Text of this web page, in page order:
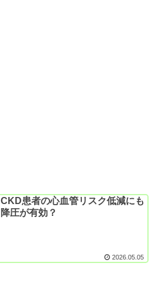
CKD患者の心血管リスク低減にも
降圧が有効？
2026.05.05